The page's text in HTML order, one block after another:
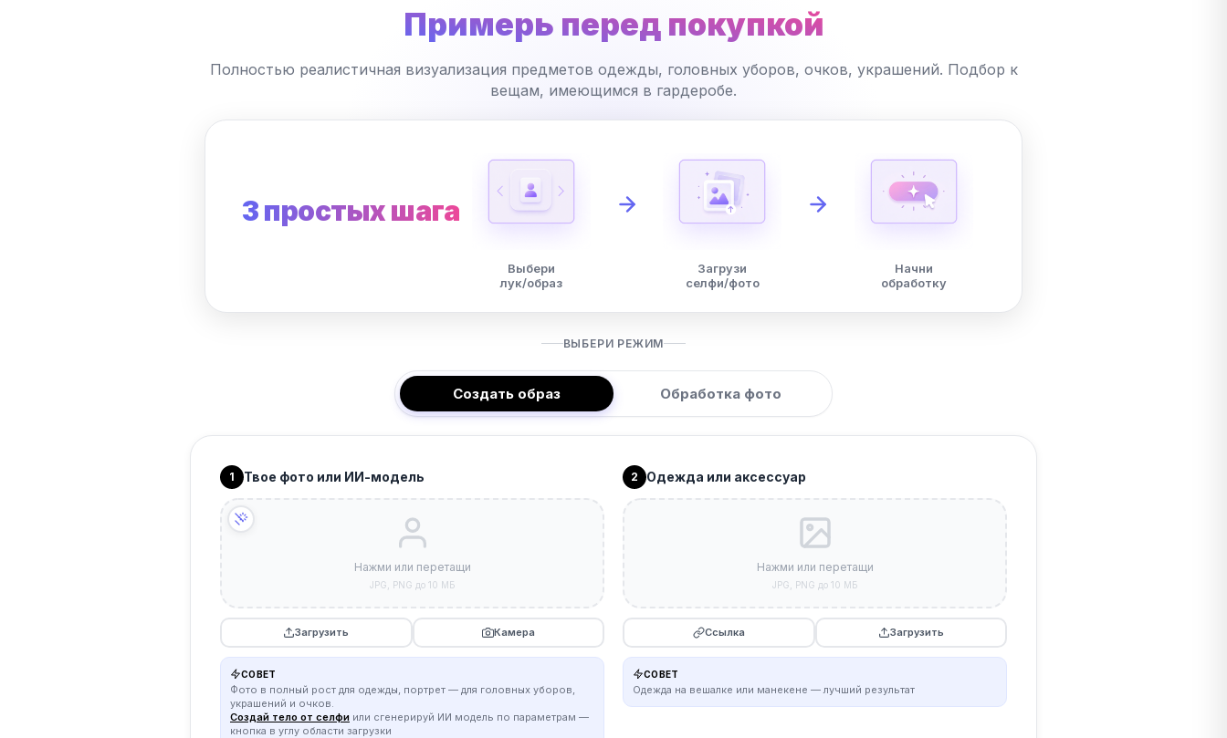
Примерь перед покупкой
Полностью реалистичная визуализация предметов одежды, головных уборов, очков, украшений. Подбор к
вещам, имеющимся в гардеробе.
3 простых шага
Выбери
лук/образ
Загрузи
селфи/фото
Начни
обработку
ВЫБЕРИ РЕЖИМ
Создать образ Обработка фото
1 Твое фото или ИИ-модель
Нажми или перетащи
JPG, PNG до 10 МБ
Загрузить Камера
СОВЕТ
Фото в полный рост для одежды, портрет — для головных уборов,
украшений и очков.
Создай тело от селфи или сгенерируй ИИ модель по параметрам —
кнопка в углу области загрузки
2 Одежда или аксессуар
Нажми или перетащи
JPG, PNG до 10 МБ
Ссылка Загрузить
СОВЕТ
Одежда на вешалке или манекене — лучший результат